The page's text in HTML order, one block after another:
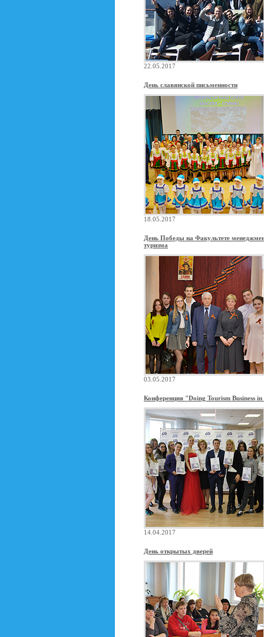
22.05.2017
День славянской письменности
18.05.2017
День Победы на Факультете
туризма
03.05.2017
Конференция "Doing Tourism Business in
14.04.2017
День открытых дверей